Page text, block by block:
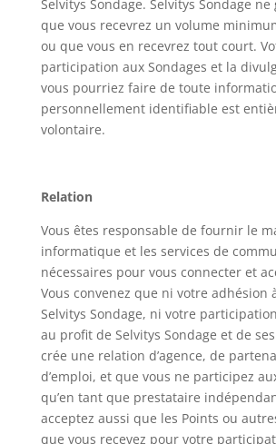
Selvitys Sondage. Selvitys Sondage
que vous recevrez un volume
ou que vous en recevrez tout court.
participation aux Sondages et la
vous pourriez faire de toute
personnellement identifiable est
volontaire.
Relation
Vous êtes responsable de fournir le
informatique et les services de
nécessaires pour vous connecter et
Vous convenez que ni votre adhésion
Selvitys Sondage, ni votre
au profit de Selvitys Sondage et de
crée une relation d’agence, de
d’emploi, et que vous ne participez
qu’en tant que prestataire
acceptez aussi que les Points ou
que vous recevez pour votre